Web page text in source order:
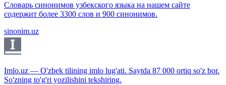
Словарь синонимов узбекского языка на нашем сайте
содержит более 3300 слов и 900 синонимов.
sinonim.uz
Imlo.uz — O'zbek tilining imlo lug'ati. Saytda 87 000 ortiq so'z bor.
So'zning to'g'ri yozilishini tekshiring.